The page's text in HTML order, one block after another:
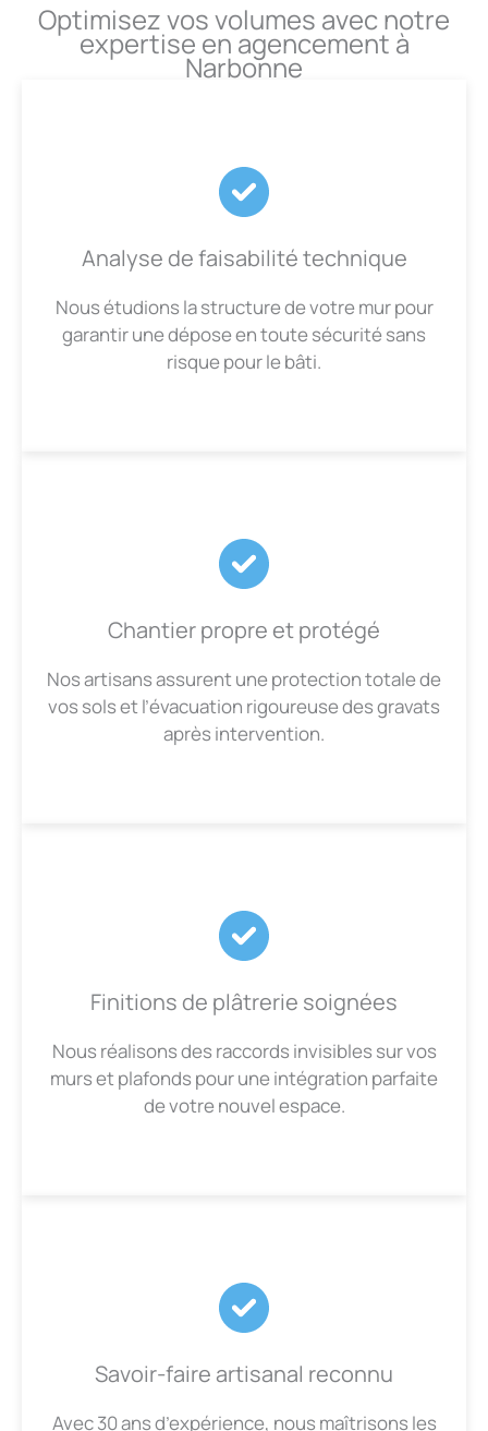
Optimisez vos volumes avec notre
expertise en agencement à
Narbonne
Analyse de faisabilité technique
Nous étudions la structure de votre mur pour
garantir une dépose en toute sécurité sans
risque pour le bâti.
Chantier propre et protégé
Nos artisans assurent une protection totale de
vos sols et l’évacuation rigoureuse des gravats
après intervention.
Finitions de plâtrerie soignées
Nous réalisons des raccords invisibles sur vos
murs et plafonds pour une intégration parfaite
de votre nouvel espace.
Savoir-faire artisanal reconnu
Avec 30 ans d’expérience, nous maîtrisons les